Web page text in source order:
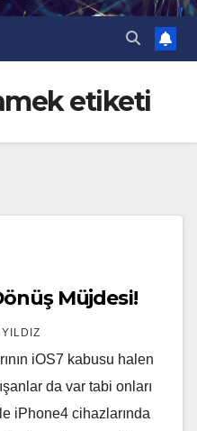
etiketi
Müjdesi!
iOS7 kabusu halen
da var tabi onları
iPhone4 cihazlarında